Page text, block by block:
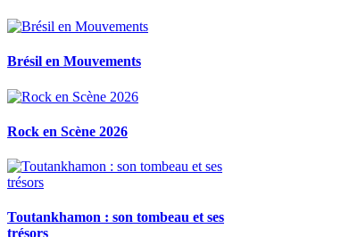
Brésil en Mouvements
Rock en Scène 2026
Toutankhamon : son tombeau et ses
trésors